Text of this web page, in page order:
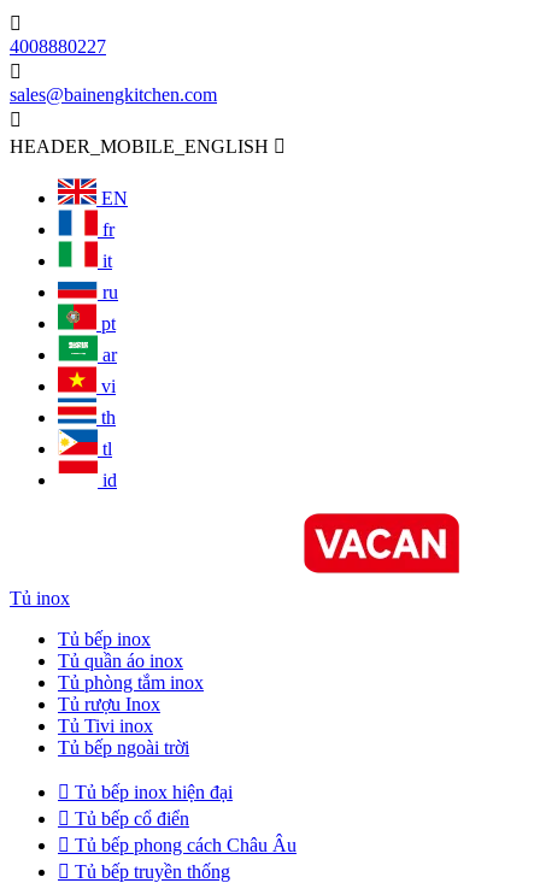

4008880227

sales@bainengkitchen.com

HEADER_MOBILE_ENGLISH 
EN
fr
it
ru
pt
ar
vi
th
tl
id
Tủ inox
Tủ bếp inox
Tủ quần áo inox
Tủ phòng tắm inox
Tủ rượu Inox
Tủ Tivi inox
Tủ bếp ngoài trời
 Tủ bếp inox hiện đại
 Tủ bếp cổ điển
 Tủ bếp phong cách Châu Âu
 Tủ bếp truyền thống